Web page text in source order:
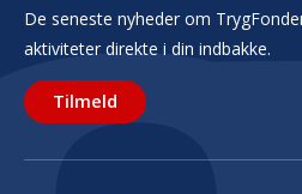
De seneste nyheder om
aktiviteter direkte i din indbakke.
Tilmeld